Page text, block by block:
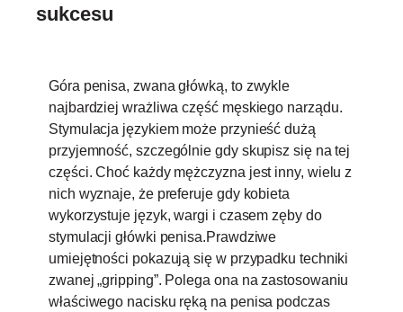
sukcesu
Góra penisa, zwana główką, to zwykle
najbardziej wrażliwa część męskiego narządu.
Stymulacja językiem może przynieść dużą
przyjemność, szczególnie gdy skupisz się na tej
części. Choć każdy mężczyzna jest inny, wielu z
nich wyznaje, że preferuje gdy kobieta
wykorzystuje język, wargi i czasem zęby do
stymulacji główki penisa.Prawdziwe
umiejętności pokazują się w przypadku techniki
zwanej „gripping”. Polega ona na zastosowaniu
właściwego nacisku ręką na penisa podczas